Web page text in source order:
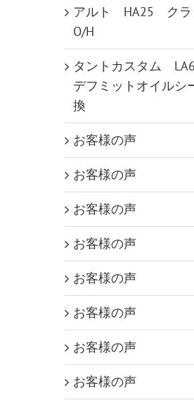
アルト HA25 クラ
O/H
タントカスタム
デフミットオイルシ
換
お客様の声
お客様の声
お客様の声
お客様の声
お客様の声
お客様の声
お客様の声
お客様の声